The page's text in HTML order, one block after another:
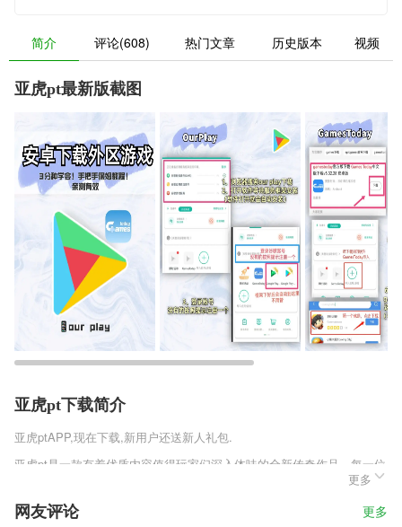
简介 评论(608) 热门文章 历史版本 视频
亚虎pt最新版截图
亚虎pt下载简介
亚虎ptAPP,现在下载,新用户还送新人礼包.
亚虎pt是一款有着优质内容值得玩家们深入体味的全新传奇作品，每一位
玩家们都可以在这里享受到独一无二的征战体验，这里不仅有着你所熟知
的一切玩法，更是有着甄子丹、张天爱、冯小刚、古力娜扎四位代言人为
你发放福利礼包，海量好礼上线就有，轻松致胜不是梦!
更多
网友评论 更多